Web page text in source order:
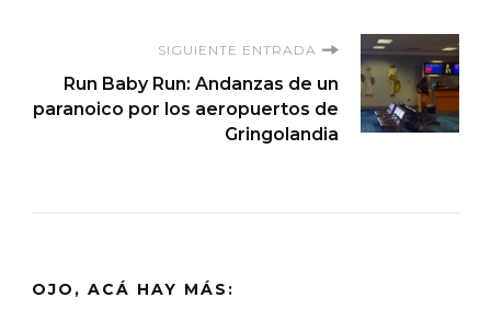
SIGUIENTE ENTRADA
Run Baby Run: Andanzas de un
paranoico por los aeropuertos de
Gringolandia
OJO, ACÁ HAY MÁS: